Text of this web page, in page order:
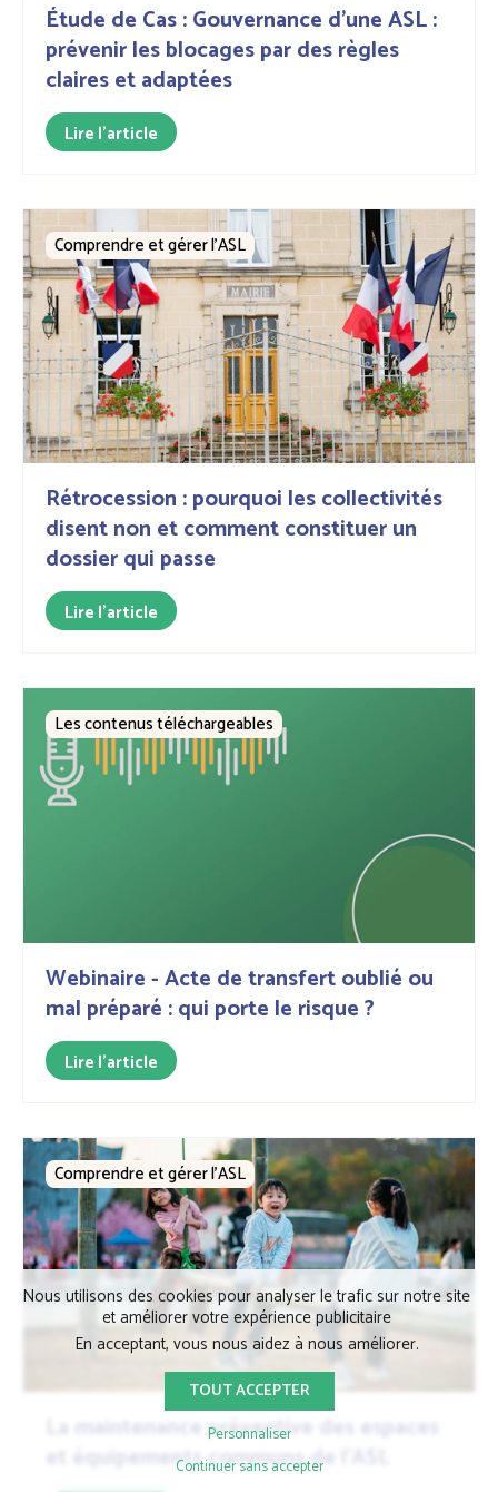
Étude de Cas : Gouvernance d’une ASL :
prévenir les blocages par des règles
claires et adaptées
Lire l'article
Rétrocession : pourquoi les collectivités
disent non et comment constituer un
dossier qui passe
Comprendre et gérer l’ASL
Lire l'article
Webinaire - Acte de transfert oublié ou
mal préparé : qui porte le risque ?
Les contenus téléchargeables
Lire l'article
La maintenance préventive des espaces
et équipements communs de l’ASL
Comprendre et gérer l’ASL
Nous utilisons des cookies pour analyser le trafic sur notre site
et améliorer votre expérience publicitaire
En acceptant, vous nous aidez à nous améliorer.
TOUT ACCEPTER
Personnaliser
Continuer sans accepter